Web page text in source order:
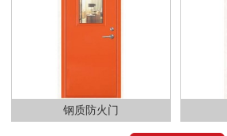
钢质防火门